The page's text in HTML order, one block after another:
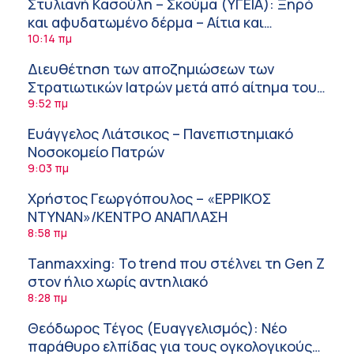
και αφυδατωμένο δέρμα – Αίτια και
αντιμετώπιση
10:14 πμ
Διευθέτηση των αποζημιώσεων των
Στρατιωτικών Ιατρών μετά από αίτημα του
ΙΣΑ
9:52 πμ
Ευάγγελος Λιάτσικος – Πανεπιστημιακό
Νοσοκομείο Πατρών
9:03 πμ
Χρήστος Γεωργόπουλος – «ΕΡΡΙΚΟΣ
ΝΤΥΝΑΝ»/ΚΕΝΤΡΟ ΑΝΑΠΛΑΣΗ
8:58 πμ
Tanmaxxing: To trend που στέλνει τη Gen Z
στον ήλιο χωρίς αντηλιακό
8:28 πμ
Θεόδωρος Τέγος (Ευαγγελισμός): Νέο
παράθυρο ελπίδας για τους ογκολογικούς